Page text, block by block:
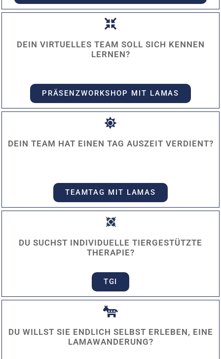
DEIN VIRTUELLES TEAM SOLL SICH KENNEN
LERNEN?
PRÄSENZWORKSHOP MIT LAMAS
DEIN TEAM HAT EINEN TAG AUSZEIT VERDIENT?
TEAMTAG MIT LAMAS
DU SUCHST INDIVIDUELLE TIERGESTÜTZTE
THERAPIE?
TGI
DU WILLST SIE ENDLICH SELBST ERLEBEN, EINE
LAMAWANDERUNG?